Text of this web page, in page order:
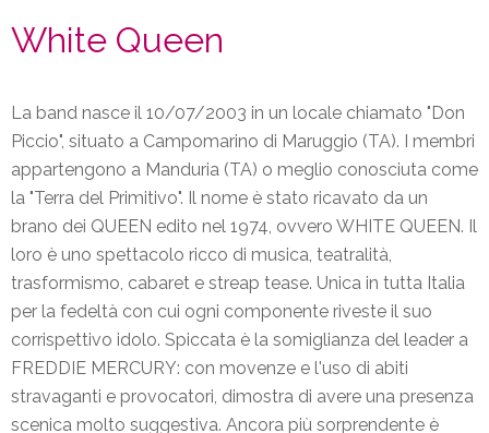
White Queen
La band nasce il 10/07/2003 in un locale chiamato "Don
Piccio", situato a Campomarino di Maruggio (TA). I membri
appartengono a Manduria (TA) o meglio conosciuta come
la "Terra del Primitivo". Il nome è stato ricavato da un
brano dei QUEEN edito nel 1974, ovvero WHITE QUEEN. Il
loro è uno spettacolo ricco di musica, teatralità,
trasformismo, cabaret e streap tease. Unica in tutta Italia
per la fedeltà con cui ogni componente riveste il suo
corrispettivo idolo. Spiccata è la somiglianza del leader a
FREDDIE MERCURY: con movenze e l'uso di abiti
stravaganti e provocatori, dimostra di avere una presenza
scenica molto suggestiva. Ancora più sorprendente è